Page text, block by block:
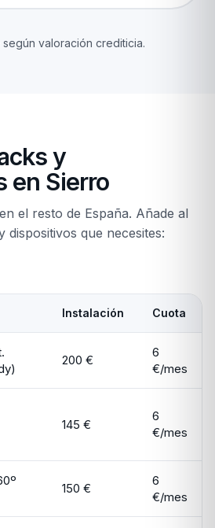
valoración crediticia.
y
en Sierro
el resto de España. Añade al
dispositivos que necesites:
Instalación Cuota
200 €
6
€/mes
145 €
6
€/mes
150 €
6
€/mes